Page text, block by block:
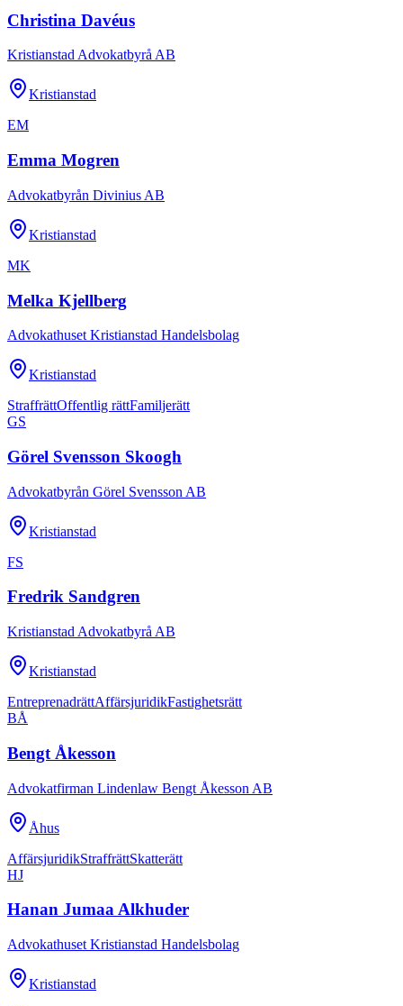
Christina Davéus
Kristianstad Advokatbyrå AB
Kristianstad
EM
Emma Mogren
Advokatbyrån Divinius AB
Kristianstad
MK
Melka Kjellberg
Advokathuset Kristianstad Handelsbolag
Kristianstad
StraffrättOffentlig rättFamiljerätt
GS
Görel Svensson Skoogh
Advokatbyrån Görel Svensson AB
Kristianstad
FS
Fredrik Sandgren
Kristianstad Advokatbyrå AB
Kristianstad
EntreprenadrättAffärsjuridikFastighetsrätt
BÅ
Bengt Åkesson
Advokatfirman Lindenlaw Bengt Åkesson AB
Åhus
AffärsjuridikStraffrättSkatterätt
HJ
Hanan Jumaa Alkhuder
Advokathuset Kristianstad Handelsbolag
Kristianstad